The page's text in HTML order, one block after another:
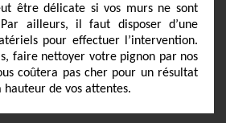
être délicate si vos murs ne sont
ailleurs, il faut disposer d’une
pour effectuer l’intervention.
faire nettoyer votre pignon par nos
coûtera pas cher pour un résultat
de vos attentes.